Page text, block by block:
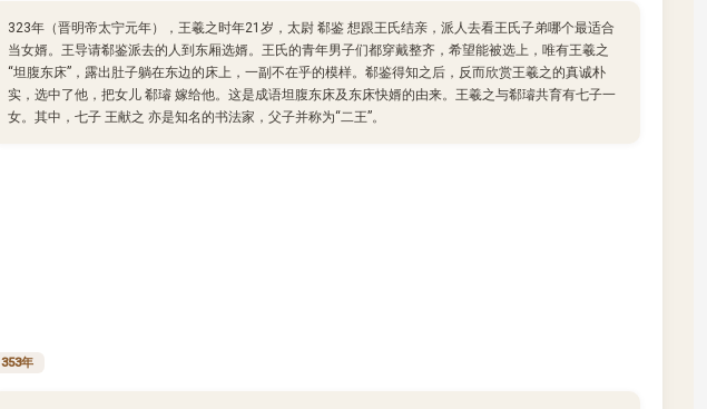
323年（晋明帝太宁元年），王羲之时年21岁，太尉 郗鉴 想跟王氏结亲，派人去看王氏子弟哪个最适合
当女婿。王导请郗鉴派去的人到东厢选婿。王氏的青年男子们都穿戴整齐，希望能被选上，唯有王羲之
“坦腹东床”，露出肚子躺在东边的床上，一副不在乎的模样。郗鉴得知之后，反而欣赏王羲之的真诚朴
实，选中了他，把女儿 郗璿 嫁给他。这是成语坦腹东床及东床快婿的由来。王羲之与郗璿共育有七子一
女。其中，七子 王献之 亦是知名的书法家，父子并称为“二王”。
353年